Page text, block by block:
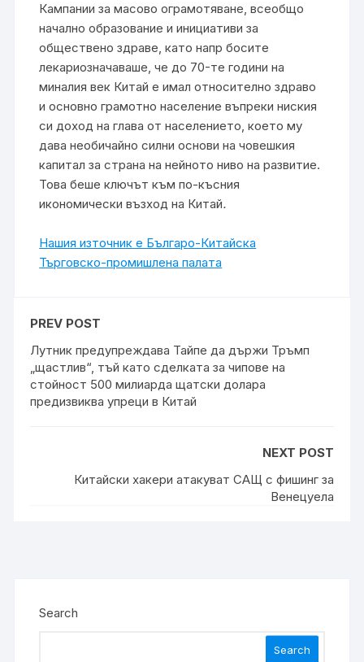
Кампании за масово ограмотяване, всеобщо
начално образование и инициативи за
обществено здраве, като напр босите
лекариозначаваше, че до 70-те години на
миналия век Китай е имал относително здраво
и основно грамотно население въпреки ниския
си доход на глава от населението, което му
дава необичайно силни основи на човешкия
капитал за страна на нейното ниво на развитие.
Това беше ключът към по-късния
икономически възход на Китай.
Нашия източник е Българо-Китайска
Търговско-промишлена палaта
PREV POST
Лутник предупреждава Тайпе да държи Тръмп
„щастлив“, тъй като сделката за чипове на
стойност 500 милиарда щатски долара
предизвиква упреци в Китай
NEXT POST
Китайски хакери атакуват САЩ с фишинг за
Венецуела
Search
Search